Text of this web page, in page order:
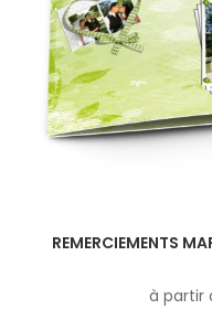
REMERCIEMENTS
à partir